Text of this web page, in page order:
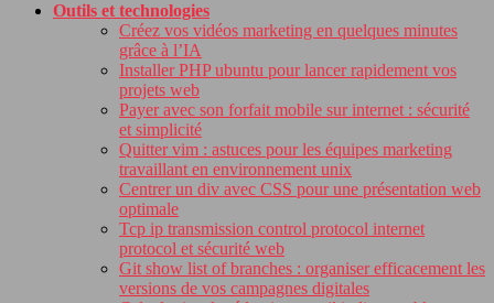
Outils et technologies
Créez vos vidéos marketing en quelques minutes
grâce à l’IA
Installer PHP ubuntu pour lancer rapidement vos
projets web
Payer avec son forfait mobile sur internet : sécurité
et simplicité
Quitter vim : astuces pour les équipes marketing
travaillant en environnement unix
Centrer un div avec CSS pour une présentation web
optimale
Tcp ip transmission control protocol internet
protocol et sécurité web
Git show list of branches : organiser efficacement les
versions de vos campagnes digitales